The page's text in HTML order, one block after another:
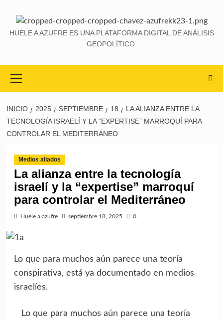
HUELE A AZUFRE ES UNA PLATAFORMA DIGITAL DE ANÁLISIS
GEOPOLÍTICO.
INICIO 2025 SEPTIEMBRE 18
LA ALIANZA ENTRE LA
TECNOLOGÍA ISRAELÍ Y LA “EXPERTISE” MARROQUÍ PARA
CONTROLAR EL MEDITERRÁNEO
Medios aliados
La alianza entre la tecnología
israelí y la “expertise” marroquí
para controlar el Mediterráneo
Huele a azufre septiembre 18, 2025 0
Lo que para muchos aún parece una teoría
conspirativa, está ya documentado en medios
israelíes.
Lo que para muchos aún parece una teoría